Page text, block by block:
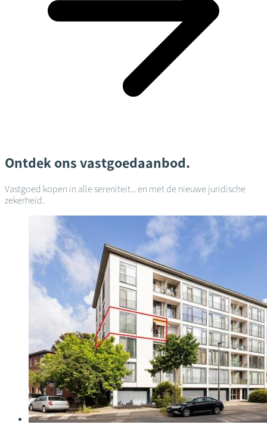
Ontdek ons vastgoedaanbod.
Vastgoed kopen in alle sereniteit... en met de nieuwe juridische
zekerheid.